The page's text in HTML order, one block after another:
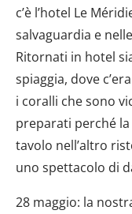
c’è l’hotel Le
salvaguardia e
Ritornati in hotel
spiaggia, dove
i coralli che sono
preparati perché
tavolo nell’altro
uno spettacolo di
28 maggio: la